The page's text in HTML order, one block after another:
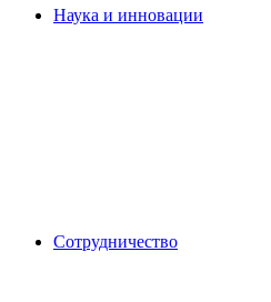
Наука и инновации
Сотрудничество